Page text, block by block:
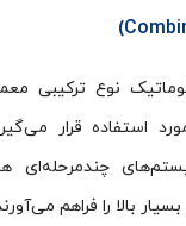
نوع ترکیبی
استفاده قرار
چندمرحله‌ای
بالا را فراهم